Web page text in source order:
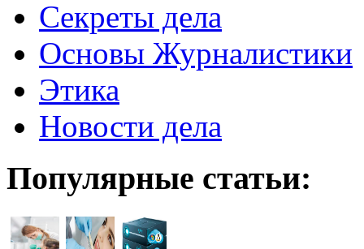
Секреты дела
Основы Журналистики
Этика
Новости дела
Популярные статьи: